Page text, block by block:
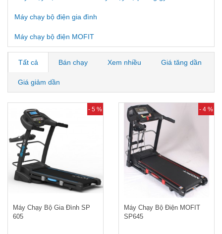
Máy chạy bộ điện gia đình
Máy chạy bộ điện MOFIT
Tất cả Bán chạy Xem nhiều Giá tăng dần
Giá giảm dần
- 5 %
Máy Chạy Bộ Gia Đình SP
605
- 4 %
Máy Chạy Bộ Điện MOFIT
SP645